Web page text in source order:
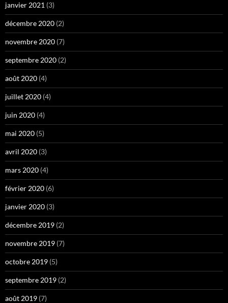
janvier 2021 (3)
décembre 2020 (2)
novembre 2020 (7)
septembre 2020 (2)
août 2020 (4)
juillet 2020 (4)
juin 2020 (4)
mai 2020 (5)
avril 2020 (3)
mars 2020 (4)
février 2020 (6)
janvier 2020 (3)
décembre 2019 (2)
novembre 2019 (7)
octobre 2019 (5)
septembre 2019 (2)
août 2019 (7)